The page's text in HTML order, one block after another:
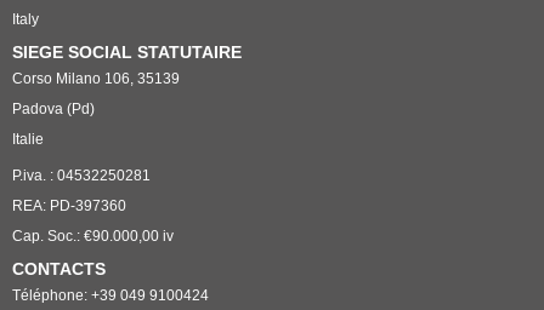
Italy
SIEGE SOCIAL STATUTAIRE
Corso Milano 106, 35139
Padova (Pd)
Italie
P.iva. : 04532250281
REA: PD-397360
Cap. Soc.: €90.000,00 iv
CONTACTS
Téléphone: +39 049 9100424